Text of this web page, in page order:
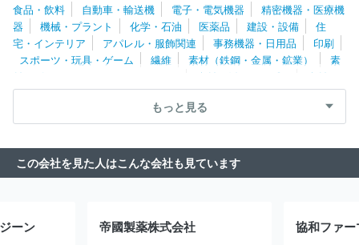
積水メディカル株式会社
鳥居薬品株式会社
中外製薬工業株式会
社
旭化成セラピューティクス株式会社 千寿製薬株式会社
バイ
エル薬品株式会社
全薬工業株式会社
陽進堂ホールディングス株
式会社
協和発酵バイオ株式会社
グラクソ・スミスクライン株式
食品・飲料 自動車・輸送機 電子・電気機器
精密機器・医療機
器
機械・プラント 化学・石油 医薬品 建設・設備
住
宅・インテリア
アパレル・服飾関連 事務機器・日用品
印刷
スポーツ・玩具・ゲーム
繊維 素材（鉄鋼・金属・鉱業）
素
材（ゴム・ガラス・セラミックス）
素材（紙・パルプ）
素材
（その他）
農林・水産 たばこ・飼料 その他
もっと見る
この会社を見た人はこんな会社も見ています
ーン 帝國製薬株式会社